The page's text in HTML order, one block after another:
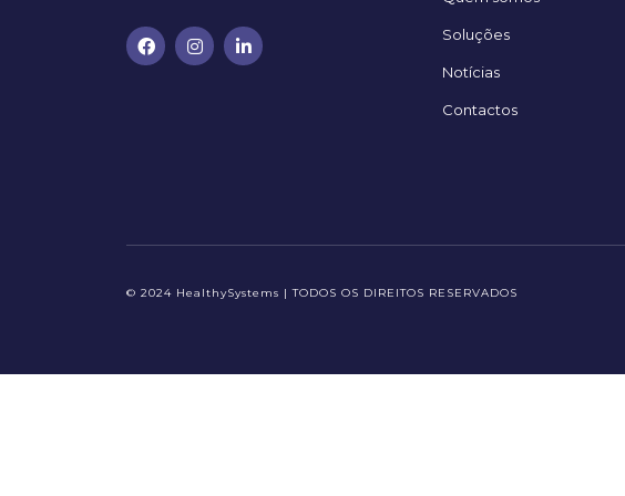
Soluções
Notícias
Contactos
© 2024 HealthySystems | TODOS OS DIREITOS RESERVADOS